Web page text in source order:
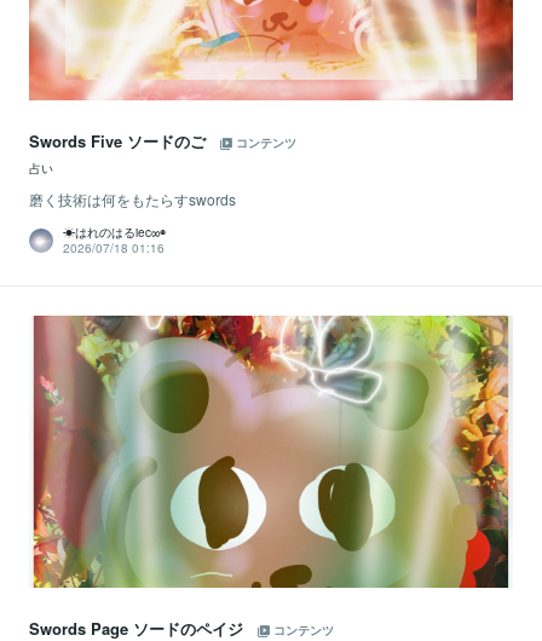
Swords Five ソードのご
コンテンツ
占い
磨く技術は何をもたらすswords
☀はれのはるiec∞◉
2026/07/18 01:16
Swords Page ソードのペイジ
コンテンツ